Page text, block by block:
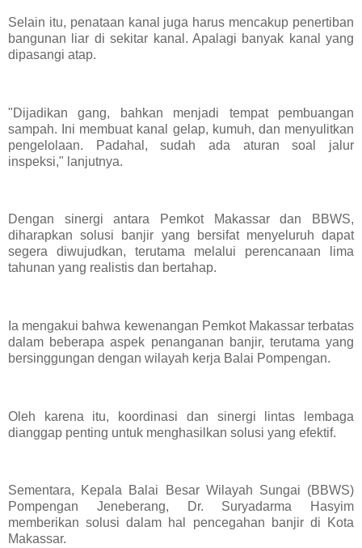
Selain itu, penataan kanal juga harus mencakup penertiban
bangunan liar di sekitar kanal. Apalagi banyak kanal yang
dipasangi atap.
"Dijadikan gang, bahkan menjadi tempat pembuangan
sampah. Ini membuat kanal gelap, kumuh, dan menyulitkan
pengelolaan. Padahal, sudah ada aturan soal jalur
inspeksi," lanjutnya.
Dengan sinergi antara Pemkot Makassar dan BBWS,
diharapkan solusi banjir yang bersifat menyeluruh dapat
segera diwujudkan, terutama melalui perencanaan lima
tahunan yang realistis dan bertahap.
Ia mengakui bahwa kewenangan Pemkot Makassar terbatas
dalam beberapa aspek penanganan banjir, terutama yang
bersinggungan dengan wilayah kerja Balai Pompengan.
Oleh karena itu, koordinasi dan sinergi lintas lembaga
dianggap penting untuk menghasilkan solusi yang efektif.
Sementara, Kepala Balai Besar Wilayah Sungai (BBWS)
Pompengan Jeneberang, Dr. Suryadarma Hasyim
memberikan solusi dalam hal pencegahan banjir di Kota
Makassar.